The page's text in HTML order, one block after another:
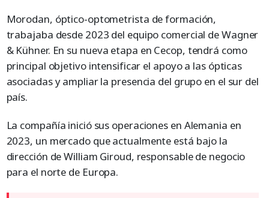
Morodan, óptico-optometrista de formación,
trabajaba desde 2023 del equipo comercial de Wagner
& Kühner. En su nueva etapa en Cecop, tendrá como
principal objetivo intensificar el apoyo a las ópticas
asociadas y ampliar la presencia del grupo en el sur del
país.
La compañía inició sus operaciones en Alemania en
2023, un mercado que actualmente está bajo la
dirección de William Giroud, responsable de negocio
para el norte de Europa.